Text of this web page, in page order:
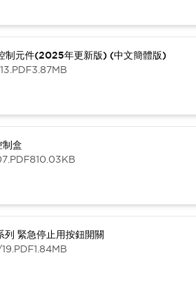
制元件(2025年更新版) (中文簡體版)
.PDF3.87MB
盒
.PDF810.03KB
緊急停止用按鈕開關
.PDF1.84MB